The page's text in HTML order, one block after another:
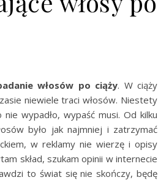
włosów po ciąży. W ciąży
niewiele traci włosów. Niestety
wypadło, wypaść musi. Od kilku
było jak najmniej i zatrzymać
w reklamy nie wierzę i opisy
skład, szukam opinii w internecie
to świat się nie skończy, będę